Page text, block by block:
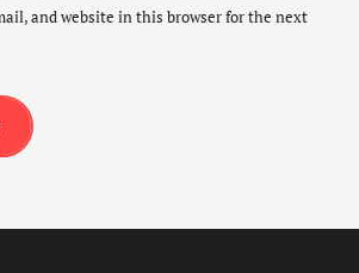
and website in this browser for the next